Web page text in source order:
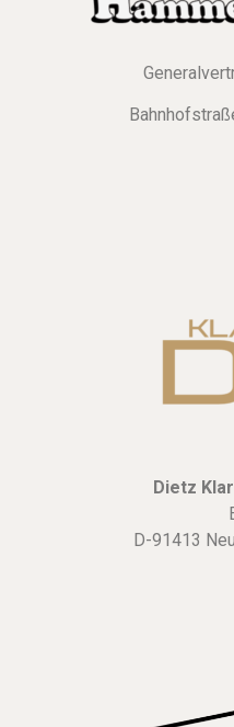
Deutsche-
Bass-
Bass-
Dietz
D-91413